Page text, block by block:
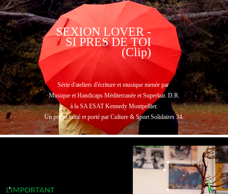
SEXION LOVER -
SI PRES DE TOI
(Clip)
Série d'ateliers d'écriture et musique menée par
Musique et Handicaps Méditerranée et Superkut. D.R.
à la SA ESAT Kennedy Montpellier.
Un projet initié et porté par Culture & Sport Solidaires 34.